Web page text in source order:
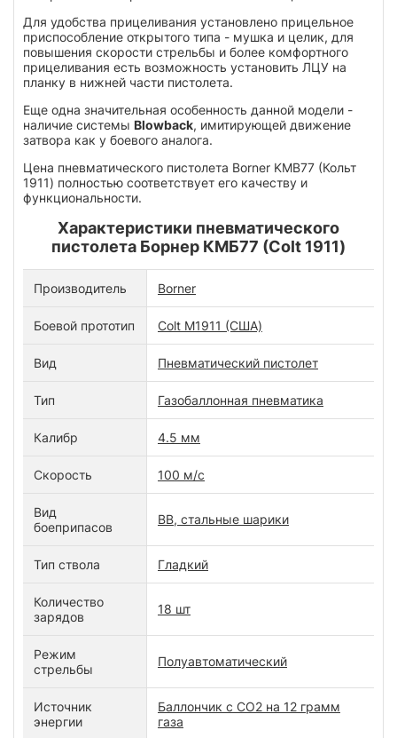
Для удобства прицеливания установлено прицельное
приспособление открытого типа - мушка и целик, для
повышения скорости стрельбы и более комфортного
прицеливания есть возможность установить ЛЦУ на
планку в нижней части пистолета.
Еще одна значительная особенность данной модели -
наличие системы Blowback, имитирующей движение
затвора как у боевого аналога.
Цена пневматического пистолета Borner KMB77 (Кольт
1911) полностью соответствует его качеству и
функциональности.
Характеристики пневматического
пистолета Борнер КМБ77 (Colt 1911)
Производитель Borner
Боевой прототип Colt M1911 (США)
Вид Пневматический пистолет
Тип Газобаллонная пневматика
Калибр 4.5 мм
Скорость 100 м/с
Вид
боеприпасов
ВВ, стальные шарики
Тип ствола Гладкий
Количество
зарядов
18 шт
Режим
стрельбы
Полуавтоматический
Источник
энергии
Баллончик с СО2 на 12 грамм
газа